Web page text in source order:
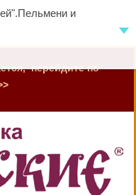
и
перейдите по